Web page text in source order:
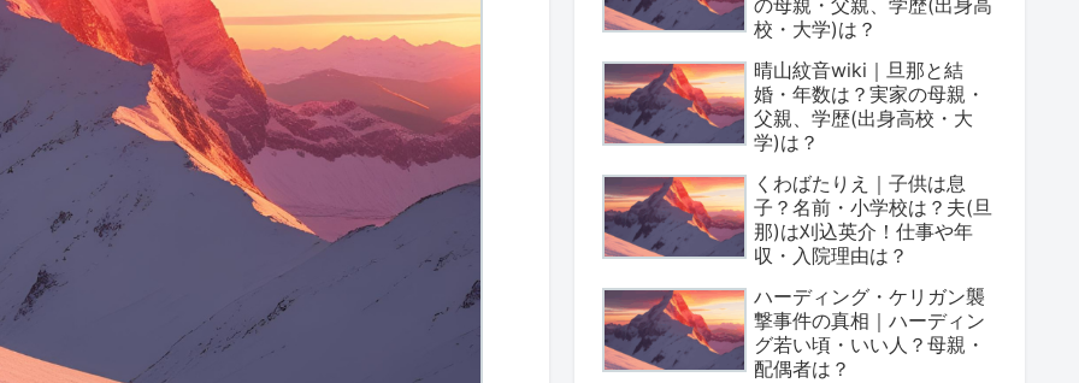
の母親・父親、学歴(出身高
校・大学)は？
晴山紋音wiki｜旦那と結
婚・年数は？実家の母親・
父親、学歴(出身高校・大
学)は？
くわばたりえ｜子供は息
子？名前・小学校は？夫(旦
那)は刈込英介！仕事や年
収・入院理由は？
ハーディング・ケリガン襲
撃事件の真相｜ハーディン
グ若い頃・いい人？母親・
配偶者は？